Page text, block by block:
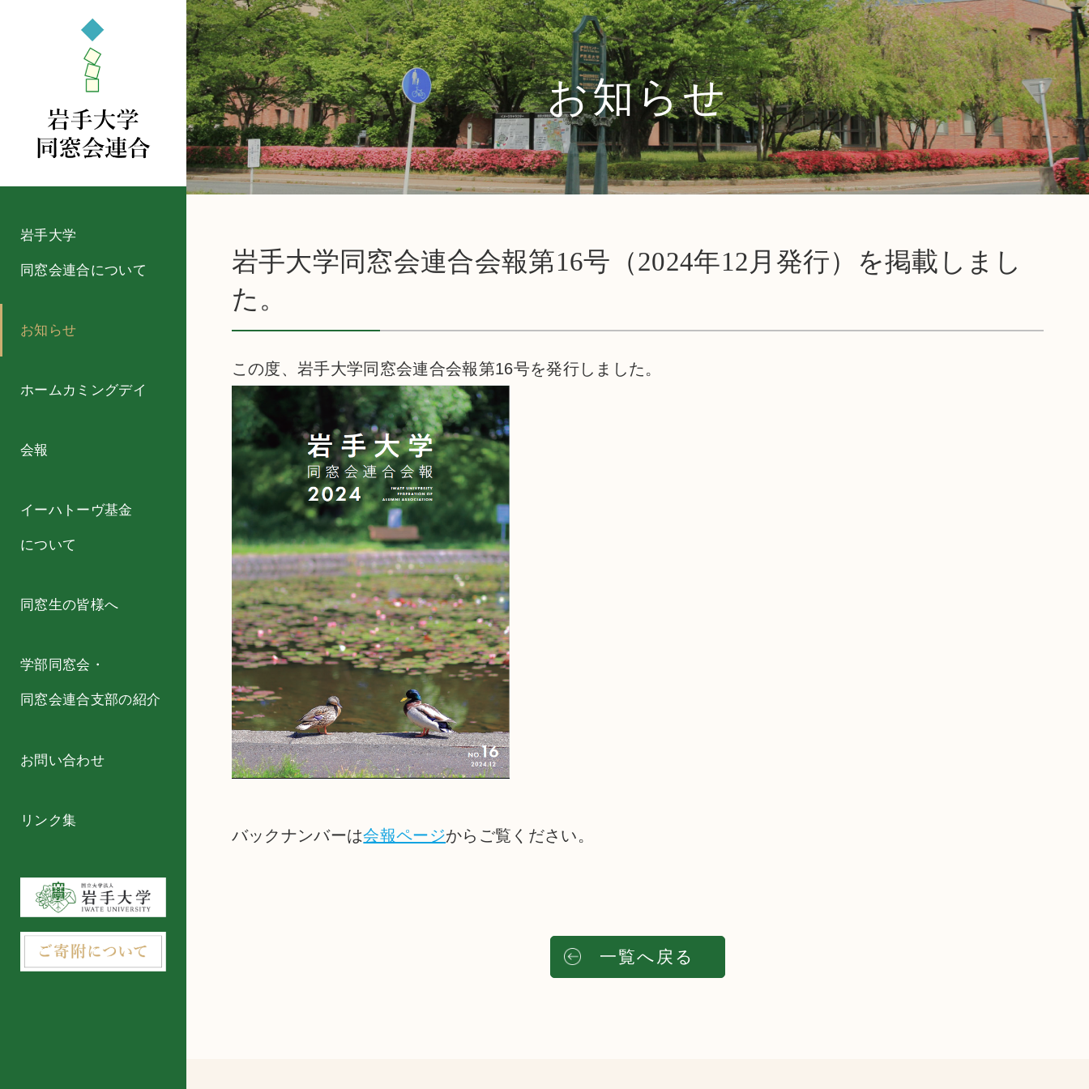
岩手大学
同窓会連合について
お知らせ
ホームカミングデイ
会報
イーハトーヴ基金
について
同窓生の皆様へ
学部同窓会・
同窓会連合支部の紹介
お問い合わせ
リンク集
お知らせ
岩手大学同窓会連合会報第16号（2024年12月発行）を掲載しまし
た。
この度、岩手大学同窓会連合会報第16号を発行しました。
バックナンバーは会報ページからご覧ください。
一覧へ戻る